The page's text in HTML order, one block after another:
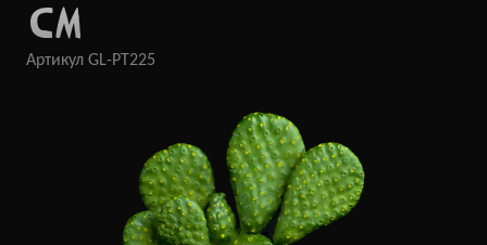
СМ
Артикул GL-PT225